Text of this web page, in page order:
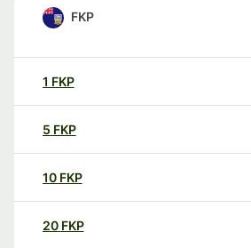
FKP
1 FKP
5 FKP
10 FKP
20 FKP